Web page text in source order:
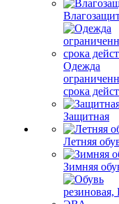
Одежда
срока
Защитная
Летняя
Зимняя